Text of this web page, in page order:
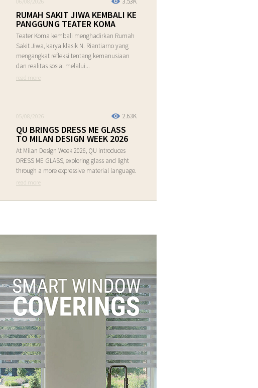
RUMAH SAKIT JIWA KEMBALI KE
PANGGUNG TEATER KOMA
Teater Koma kembali menghadirkan Rumah
Sakit Jiwa, karya klasik N. Riantiarno yang
mengangkat refleksi tentang kemanusiaan
dan realitas sosial melalui...
read more
2.63K
05/08/2026
QU BRINGS DRESS ME GLASS
TO MILAN DESIGN WEEK 2026
At Milan Design Week 2026, QU introduces
DRESS ME GLASS, exploring glass and light
through a more expressive material language.
read more